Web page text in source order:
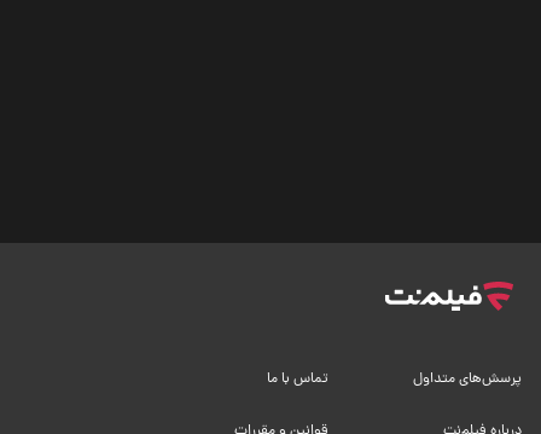
پرسش‌های متداول تماس با ما